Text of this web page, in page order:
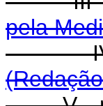
pela
IV -